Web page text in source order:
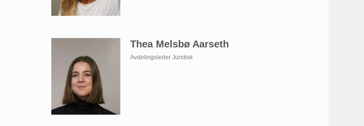
Thea Melsbø Aarseth
Avdelingsleder Juridisk